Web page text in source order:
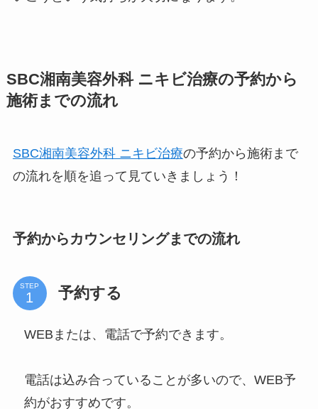
SBC湘南美容外科 ニキビ治療の予約から
施術までの流れ
SBC湘南美容外科 ニキビ治療の予約から施術まで
の流れを順を追って見ていきましょう！
予約からカウンセリングまでの流れ
STEP 予約する
WEBまたは、電話で予約できます。
電話は込み合っていることが多いので、WEB予
約がおすすめです。